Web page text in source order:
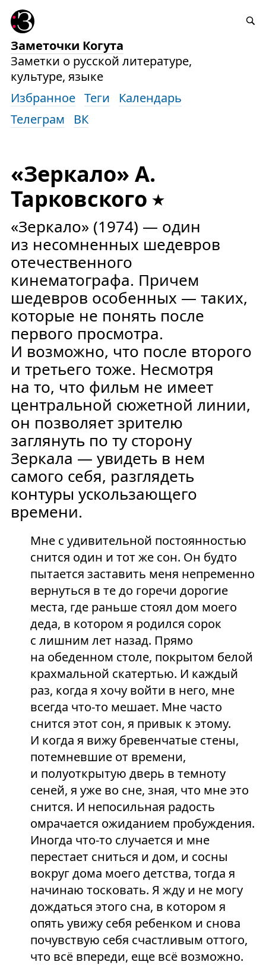
Заметочки Когута
Заметки о русской литературе,
культуре, языке
Избранное Теги
Календарь
Телеграм
ВК
«Зеркало» А.
Тарковского
«Зеркало» (1974) — один
из несомненных шедевров
отечественного
кинематографа. Причем
шедевров особенных — таких,
которые не понять после
первого просмотра.
И возможно, что после второго
и третьего тоже. Несмотря
на то, что фильм не имеет
центральной сюжетной линии,
он позволяет зрителю
заглянуть по ту сторону
Зеркала — увидеть в нем
самого себя, разглядеть
контуры ускользающего
времени.
Мне с удивительной постоянностью
снится один и тот же сон. Он будто
пытается заставить меня непременно
вернуться в те до горечи дорогие
места, где раньше стоял дом моего
деда, в котором я родился сорок
с лишним лет назад. Прямо
на обеденном столе, покрытом белой
крахмальной скатертью. И каждый
раз, когда я хочу войти в него, мне
всегда что-то мешает. Мне часто
снится этот сон, я привык к этому.
И когда я вижу бревенчатые стены,
потемневшие от времени,
и полуоткрытую дверь в темноту
сеней, я уже во сне, зная, что мне это
снится. И непосильная радость
омрачается ожиданием пробуждения.
Иногда что-то случается и мне
перестает сниться и дом, и сосны
вокруг дома моего детства, тогда я
начинаю тосковать. Я жду и не могу
дождаться этого сна, в котором я
опять увижу себя ребенком и снова
почувствую себя счастливым оттого,
что всё впереди, еще всё возможно.